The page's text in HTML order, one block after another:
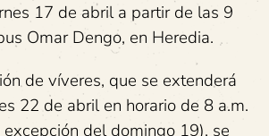
17 de abril a partir de las 9
Omar Dengo, en Heredia.
de víveres, que se extenderá
22 de abril en horario de 8 a.m.
del domingo 19), se